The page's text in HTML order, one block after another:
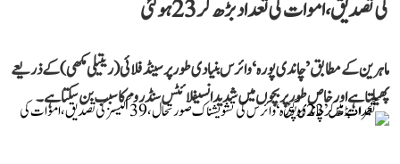
کی تصدیق، اموات کی تعداد بڑھ کر 23 ہوگئی
ماہرین کے مطابق ’چاندی پورہ‘ وائرس بنیادی طور پر سینڈ فلائی (ریتیلی مکھی) کے ذریعے
پھیلتا ہے اور خاص طور پر بچوں میں شدید انسیفلائٹس سنڈروم کا سبب بن سکتا ہے۔